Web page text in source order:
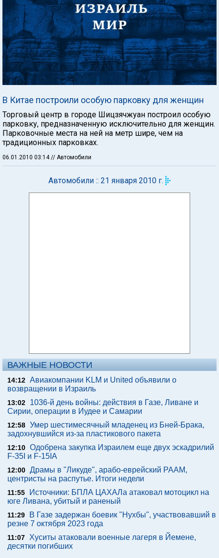
В Китае построили особую парковку для женщин
Торговый центр в городе Шицзячжуан построил особую
парковку, предназначенную исключительно для женщин.
Парковочные места на ней на метр шире, чем на
традиционных парковках.
06.01.2010 03:14// Автомобили
Автомобили :: 21 января 2010 г.
ВАЖНЫЕ НОВОСТИ
14:12 Авиакомпании KLM и United объявили о
возвращении в Израиль
13:02
1036-й день войны: действия в Газе, Ливане и
Сирии, операции в Иудее и Самарии
12:58 Умер шестимесячный младенец из Бней-Брака,
задохнувшийся из-за пластикового пакета
12:10 Одобрена закупка Израилем еще двух эскадрилий
F-35I и F-15IA
12:00 Драмы в "Ликуде", арабо-еврейский РААМ,
центристы на распутье. Итоги недели
11:55
Источники: БПЛА ЦАХАЛа атаковал мотоцикл на
юге Ливана, убитый и раненый
11:29
В Газе задержан боевик "Нухбы", участвовавший в
резне 7 октября 2023 года
11:07
Хуситы атаковали военные лагеря в Йемене,
десятки погибших